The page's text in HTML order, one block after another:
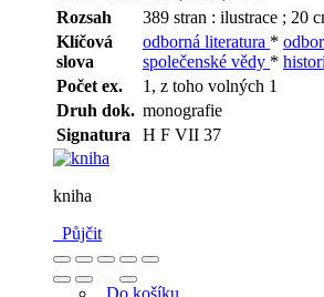
Rozsah
389 stran : ilustrace ; 20
Klíčová
slova
odborná literatura *
společenské vědy *
Počet ex.
1, z toho volných 1
Druh dok. monografie
Signatura
H F VII 37
kniha
Půjčit